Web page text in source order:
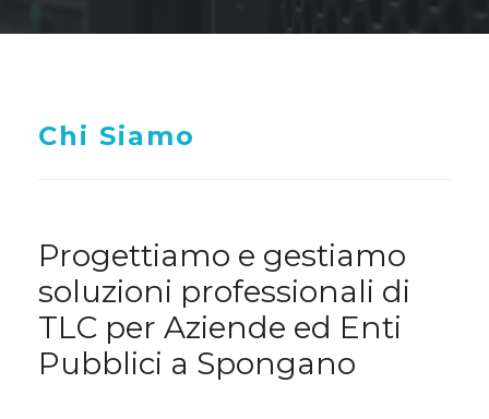
Chi Siamo
Progettiamo e gestiamo
soluzioni professionali di
TLC per Aziende ed Enti
Pubblici a Spongano